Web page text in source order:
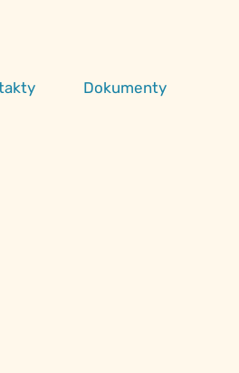
Dokumenty